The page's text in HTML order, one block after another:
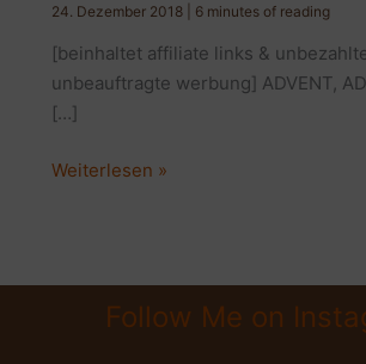
24. Dezember 2018
6 minutes of reading
[beinhaltet affiliate links &
unbeauftragte werbung] ADVENT,
[…]
WEIHNACHTSFEST:
ADVENT
Weiterlesen »
Follow Me on